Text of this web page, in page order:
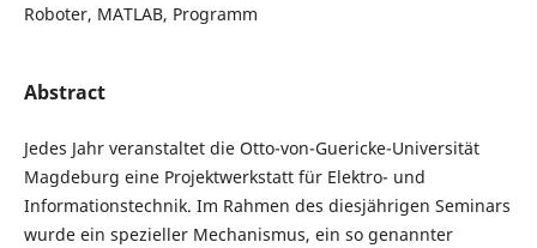
Roboter, MATLAB, Programm
Abstract
Jedes Jahr veranstaltet die Otto-von-Guericke-Universität
Magdeburg eine Projektwerkstatt für Elektro- und
Informationstechnik. Im Rahmen des diesjährigen Seminars
wurde ein spezieller Mechanismus, ein so genannter